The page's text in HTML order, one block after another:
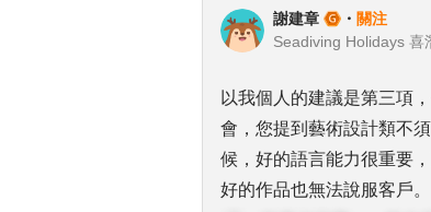
謝建章 ・ 關注
以我個人的建議是第三項
會，您提到藝術設計類不
候，好的語言能力很重要
好的作品也無法說服客戶。